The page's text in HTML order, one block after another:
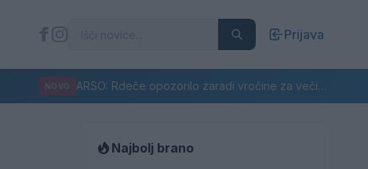
Prijava
NOVO ARSO: Rdeče opozorilo zaradi vročine za večino Slovenije
Najbolj brano